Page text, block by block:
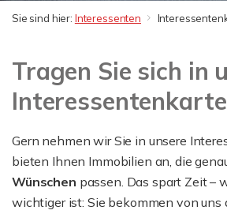
Sie sind hier: Interessenten
Tragen Sie sich in
Gern nehmen wir Sie in unsere
bieten Ihnen Immobilien an, die
Wünschen passen. Das spart Zeit –
wichtiger ist: Sie bekommen von uns